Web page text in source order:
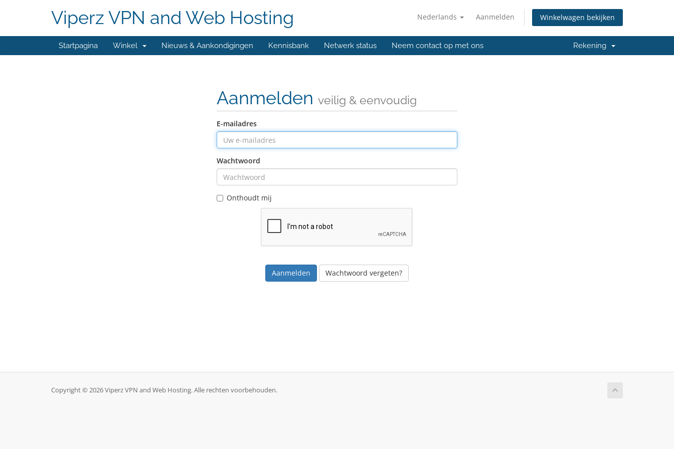
Nederlands Aanmelden Winkelwagen bekijken
Viperz VPN and Web Hosting
Startpagina Winkel Nieuws & Aankondigingen Kennisbank Netwerk status Neem contact op met ons Rekening
Aanmelden veilig & eenvoudig
E-mailadres
Wachtwoord
Onthoudt mij
Wachtwoord vergeten?
Copyright © 2026 Viperz VPN and Web Hosting. Alle rechten voorbehouden.